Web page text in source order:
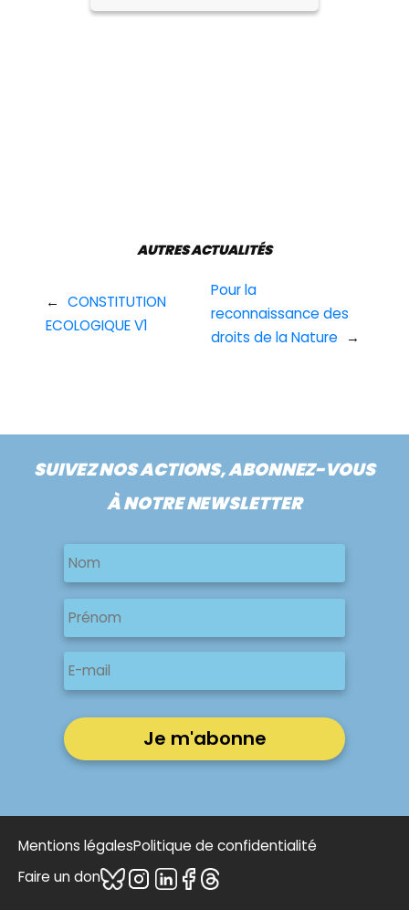
← CONSTITUTION
ECOLOGIQUE V1
AUTRES ACTUALITÉS
Pour la
reconnaissance des
droits de la Nature
→
SUIVEZ NOS ACTIONS, ABONNEZ-VOUS
À NOTRE NEWSLETTER
Nom
Nom
Nom
Prénom
E-
mail
Mentions légalesPolitique de confidentialité
Faire un don